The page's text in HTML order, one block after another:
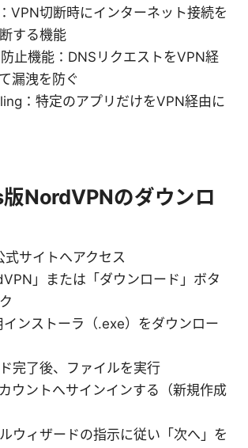
VPN切断時にインターネット接続を
する機能
止機能：DNSリクエストをVPN経
漏洩を防ぐ
：特定のアプリだけをVPN経由に
NordVPNのダウンロ
サイトへアクセス
」または「ダウンロード」ボタ
ンストーラ（.exe）をダウンロー
完了後、ファイルを実行
ウントへサインインする（新規作成
ウィザードの指示に従い「次へ」を